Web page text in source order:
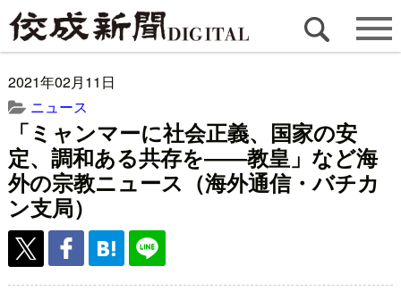
2021年02月11日
ニュース
「ミャンマーに社会正義、国家の安
定、調和ある共存を――教皇」など海
外の宗教ニュース（海外通信・バチカ
ン支局）